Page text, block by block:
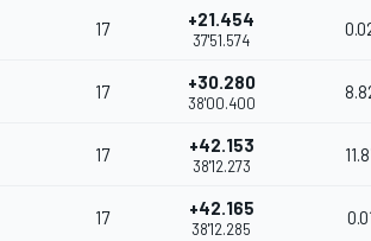
17 +21.454
37'51.574
17 +30.280
38'00.400
17 +42.153
38'12.273
17 +42.165
38'12.285